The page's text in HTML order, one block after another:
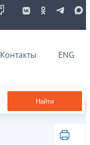
Контакты ENG
Найти